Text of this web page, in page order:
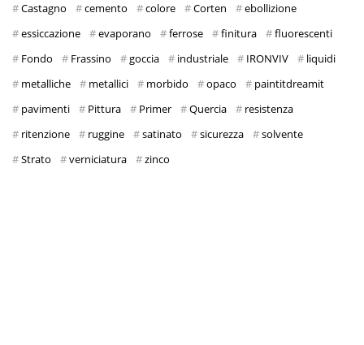
Castagno
cemento colore Corten
ebollizione
essiccazione
evaporano ferrose finitura
fluorescenti
Fondo
Frassino goccia industriale IRONVIV
liquidi
metalliche
metallici morbido opaco
paintitdreamit
pavimenti
Pittura Primer Quercia
resistenza
ritenzione
ruggine satinato sicurezza
solvente
Strato
verniciatura zinco